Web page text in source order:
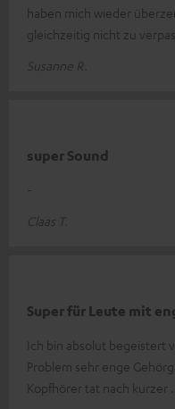
haben mich wieder
gleichzeitig nicht zu
Susanne R.
super Sound
-
Claas T.
Super für Leute mit
Ich bin absolut begeistert
Problem sehr enge
Kopfhörer tat nach kurzer